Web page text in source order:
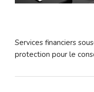
Services financiers
protection pour le